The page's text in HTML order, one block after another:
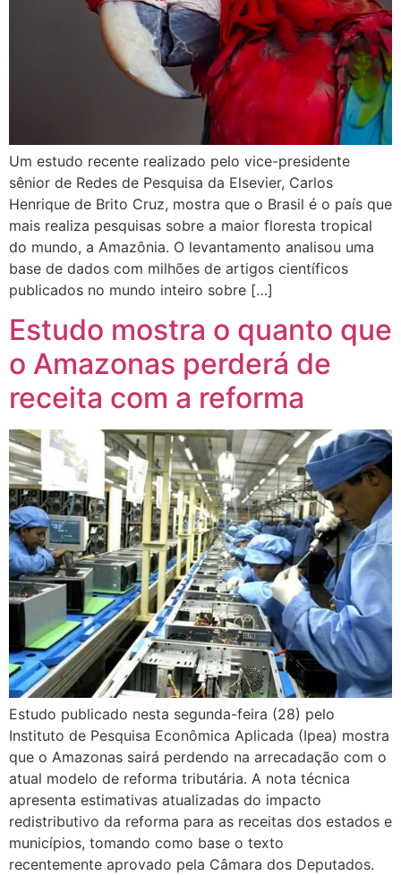
Um estudo recente realizado pelo vice-presidente
sênior de Redes de Pesquisa da Elsevier, Carlos
Henrique de Brito Cruz, mostra que o Brasil é o país que
mais realiza pesquisas sobre a maior floresta tropical
do mundo, a Amazônia. O levantamento analisou uma
base de dados com milhões de artigos científicos
publicados no mundo inteiro sobre […]
Estudo mostra o quanto que
o Amazonas perderá de
receita com a reforma
Estudo publicado nesta segunda-feira (28) pelo
Instituto de Pesquisa Econômica Aplicada (Ipea) mostra
que o Amazonas sairá perdendo na arrecadação com o
atual modelo de reforma tributária. A nota técnica
apresenta estimativas atualizadas do impacto
redistributivo da reforma para as receitas dos estados e
municípios, tomando como base o texto
recentemente aprovado pela Câmara dos Deputados.